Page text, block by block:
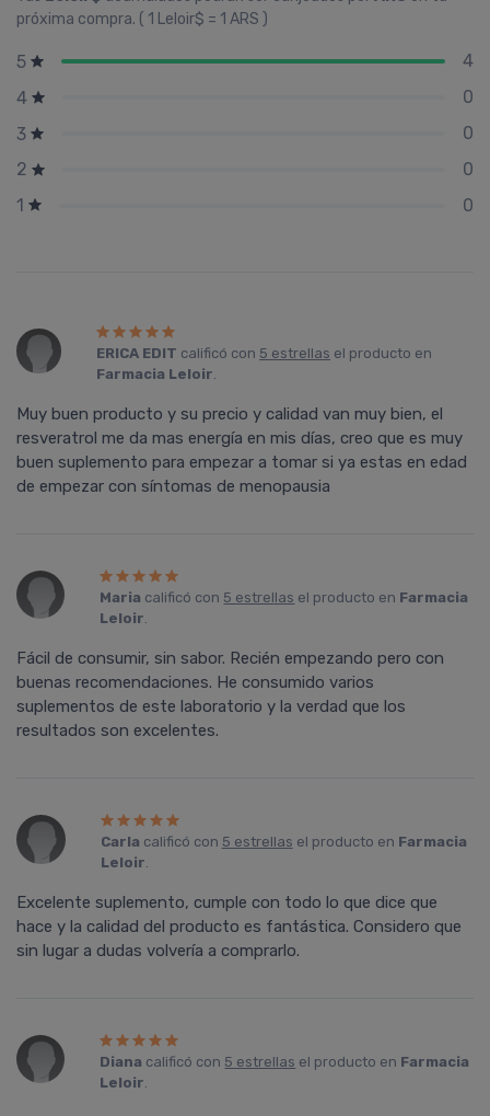
próxima compra. ( 1 Leloir$ = 1 ARS )
5
4
4
0
3
0
2
0
1
0
ERICA EDIT calificó con 5 estrellas el producto en
Farmacia Leloir.
Muy buen producto y su precio y calidad van muy bien, el
resveratrol me da mas energía en mis días, creo que es muy
buen suplemento para empezar a tomar si ya estas en edad
de empezar con síntomas de menopausia
Maria calificó con 5 estrellas el producto en Farmacia
Leloir.
Fácil de consumir, sin sabor. Recién empezando pero con
buenas recomendaciones. He consumido varios
suplementos de este laboratorio y la verdad que los
resultados son excelentes.
Carla calificó con 5 estrellas el producto en Farmacia
Leloir.
Excelente suplemento, cumple con todo lo que dice que
hace y la calidad del producto es fantástica. Considero que
sin lugar a dudas volvería a comprarlo.
Diana calificó con 5 estrellas el producto en Farmacia
Leloir.